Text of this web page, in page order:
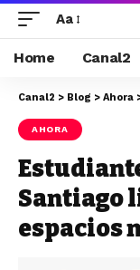
Aa
Home Canal2
Canal2 > Blog > Ahora
AHORA
Santiago
espacios